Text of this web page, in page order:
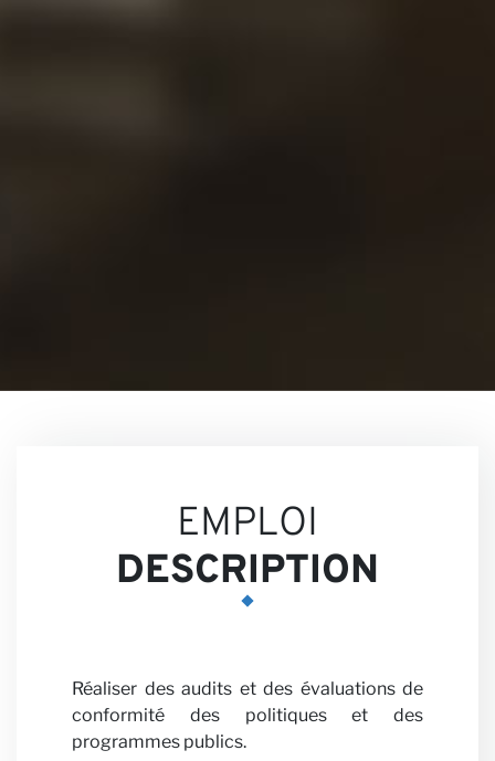
Nos
EMPLOI
DESCRIPTION
Réaliser des audits et des évaluations de
conformité des politiques et des
programmes publics.